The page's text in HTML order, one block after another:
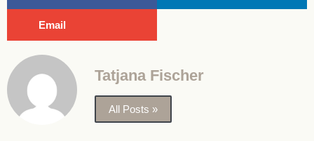
Email
Tatjana Fischer
All Posts »